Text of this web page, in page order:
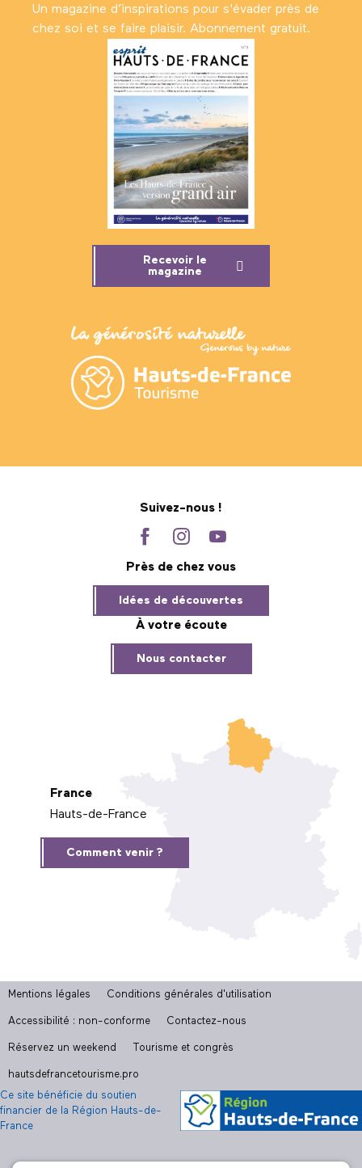
Un magazine d’inspirations pour s'évader près de
chez soi et se faire plaisir. Abonnement gratuit.
Recevoir le
magazine
Suivez-nous !
Près de chez vous
Idées de découvertes
À votre écoute
Nous contacter
France
Hauts-de-France
Comment venir ?
Mentions légales Conditions générales d'utilisation
Accessibilité : non-conforme Contactez-nous
Réservez un weekend Tourisme et congrès
hautsdefrancetourisme.pro
Ce site bénéficie du soutien
financier de la Région Hauts-de-
France